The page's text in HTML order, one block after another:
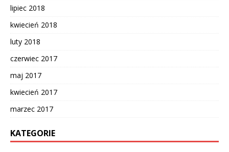
lipiec 2018
kwiecień 2018
luty 2018
czerwiec 2017
maj 2017
kwiecień 2017
marzec 2017
KATEGORIE